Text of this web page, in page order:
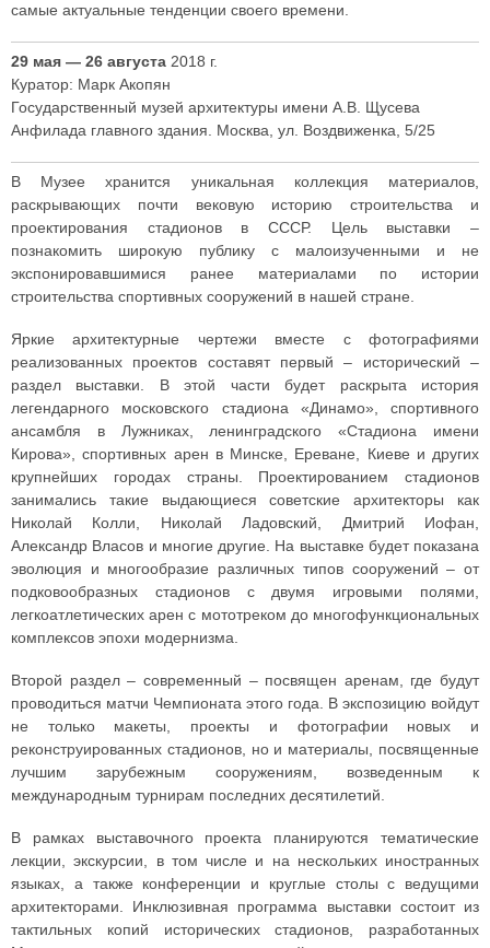
самые актуальные тенденции своего времени.
29 мая — 26 августа 2018 г.
Куратор: Марк Акопян
Государственный музей архитектуры имени А.В. Щусева
Анфилада главного здания. Москва, ул. Воздвиженка, 5/25
В Музее хранится уникальная коллекция материалов,
раскрывающих почти вековую историю строительства и
проектирования стадионов в СССР. Цель выставки –
познакомить широкую публику с малоизученными и не
экспонировавшимися ранее материалами по истории
строительства спортивных сооружений в нашей стране.
Яркие архитектурные чертежи вместе с фотографиями
реализованных проектов составят первый – исторический –
раздел выставки. В этой части будет раскрыта история
легендарного московского стадиона «Динамо», спортивного
ансамбля в Лужниках, ленинградского «Стадиона имени
Кирова», спортивных арен в Минске, Ереване, Киеве и других
крупнейших городах страны. Проектированием стадионов
занимались такие выдающиеся советские архитекторы как
Николай Колли, Николай Ладовский, Дмитрий Иофан,
Александр Власов и многие другие. На выставке будет показана
эволюция и многообразие различных типов сооружений – от
подковообразных стадионов с двумя игровыми полями,
легкоатлетических арен с мототреком до многофункциональных
комплексов эпохи модернизма.
Второй раздел – современный – посвящен аренам, где будут
проводиться матчи Чемпионата этого года. В экспозицию войдут
не только макеты, проекты и фотографии новых и
реконструированных стадионов, но и материалы, посвященные
лучшим зарубежным сооружениям, возведенным к
международным турнирам последних десятилетий.
В рамках выставочного проекта планируются тематические
лекции, экскурсии, в том числе и на нескольких иностранных
языках, а также конференции и круглые столы с ведущими
архитекторами. Инклюзивная программа выставки состоит из
тактильных копий исторических стадионов, разработанных